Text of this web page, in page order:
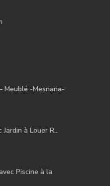
Meublé -Mesnana-
à Louer R...
Piscine à la